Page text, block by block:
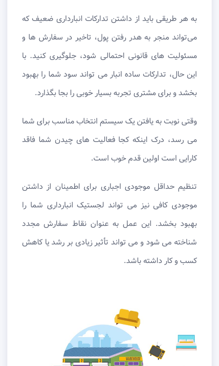
به هر طریقی باید از داشتن تدارکات انبارداری ضعیف که
می‌تواند منجر به هدر رفتن پول، تاخیر در سفارش ‌ها و
مسئولیت‌ های قانونی احتمالی شود، جلوگیری کنید. با
این حال، تدارکات ساده انبار می تواند سود شما را بهبود
بخشد و برای مشتری تجربه بسیار خوبی را بجا بگذارد.
وقتی نوبت به یافتن یک سیستم انتخاب مناسب برای شما
می رسد، درک اینکه کجا فعالیت های چیدن شما فاقد
کارایی است اولین قدم خوب است.
تنظیم حداقل موجودی اجباری برای اطمینان از داشتن
موجودی کافی نیز می تواند لجستیک انبارداری شما را
بهبود بخشد. این عمل به عنوان نقاط سفارش مجدد
شناخته می شود و می تواند تأثیر زیادی بر رشد یا کاهش
کسب و کار داشته باشد.